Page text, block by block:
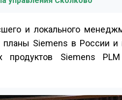
и локального
Siemens в России
Siemens